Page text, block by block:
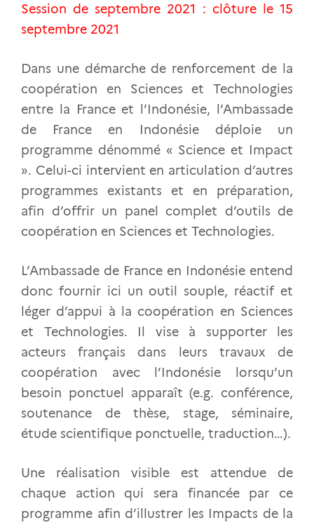
Session de septembre 2021 : clôture le 15
septembre 2021
Dans une démarche de renforcement de la
coopération en Sciences et Technologies
entre la France et l’Indonésie, l’Ambassade
de France en Indonésie déploie un
programme dénommé « Science et Impact
». Celui-ci intervient en articulation d’autres
programmes existants et en préparation,
afin d’offrir un panel complet d’outils de
coopération en Sciences et Technologies.
L’Ambassade de France en Indonésie entend
donc fournir ici un outil souple, réactif et
léger d’appui à la coopération en Sciences
et Technologies. Il vise à supporter les
acteurs français dans leurs travaux de
coopération avec l’Indonésie lorsqu’un
besoin ponctuel apparaît (e.g. conférence,
soutenance de thèse, stage, séminaire,
étude scientifique ponctuelle, traduction…).
Une réalisation visible est attendue de
chaque action qui sera financée par ce
programme afin d’illustrer les Impacts de la